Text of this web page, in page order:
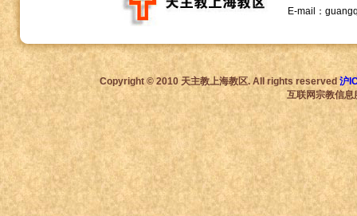
E-mail：
Copyright © 2010 天主教上海教区. All rights reserved 沪
互联网宗教信息服